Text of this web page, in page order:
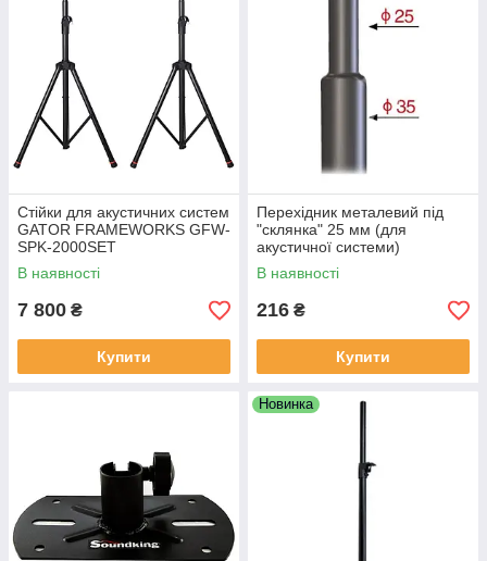
Стійки для акустичних систем
GATOR FRAMEWORKS GFW-
SPK-2000SET
В наявності
7 800 ₴
Купити
Перехідник металевий під
"склянка" 25 мм (для
акустичної системи)
SOUNDKING DC012
В наявності
216 ₴
Купити
Новинка